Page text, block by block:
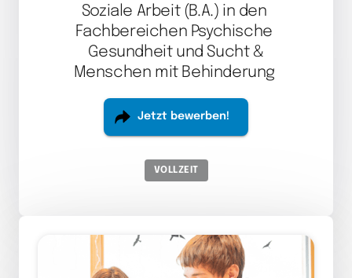
Soziale Arbeit (B.A.) in den
Fachbereichen Psychische
Gesundheit und Sucht &
Menschen mit Behinderung
Jetzt bewerben!
VOLLZEIT